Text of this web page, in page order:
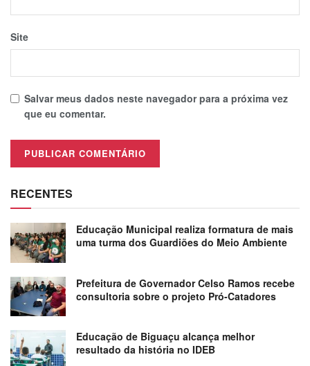
Site
Salvar meus dados neste navegador para a próxima vez
que eu comentar.
RECENTES
Educação Municipal realiza formatura de mais
uma turma dos Guardiões do Meio Ambiente
Prefeitura de Governador Celso Ramos recebe
consultoria sobre o projeto Pró-Catadores
Educação de Biguaçu alcança melhor
resultado da história no IDEB